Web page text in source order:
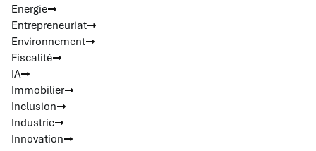
Energie
Entrepreneuriat
Environnement
Fiscalité
IA
Immobilier
Inclusion
Industrie
Innovation